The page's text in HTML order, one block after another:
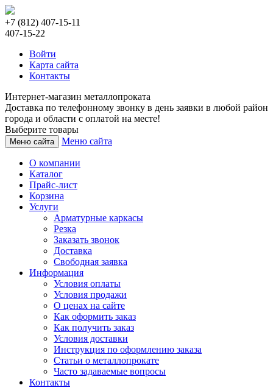
+7 (812) 407-15-11
407-15-22
Войти
Карта сайта
Контакты
Интернет-магазин металлопроката
Доставка по телефонному звонку в день заявки в любой район
города и области с оплатой на месте!
Выберите товары
Меню сайта Меню сайта
О компании
Каталог
Прайс-лист
Корзина
Услуги
Арматурные каркасы
Резка
Заказать звонок
Доставка
Свободная заявка
Информация
Условия оплаты
Условия продажи
О ценах на сайте
Как оформить заказ
Как получить заказ
Условия доставки
Инструкция по оформлению заказа
Статьи о металлопрокате
Часто задаваемые вопросы
Контакты